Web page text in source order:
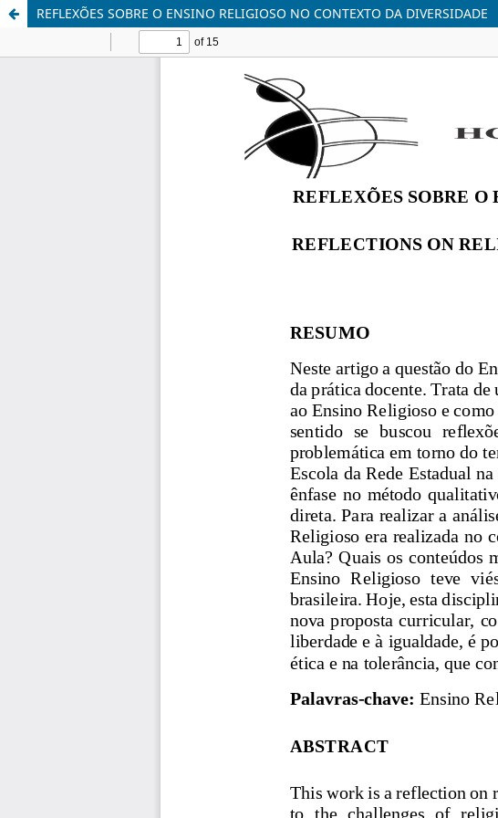
REFLEXÕES SOBRE O ENSINO RELIGIOSO NO CONTEXTO DA DIVERSIDADE